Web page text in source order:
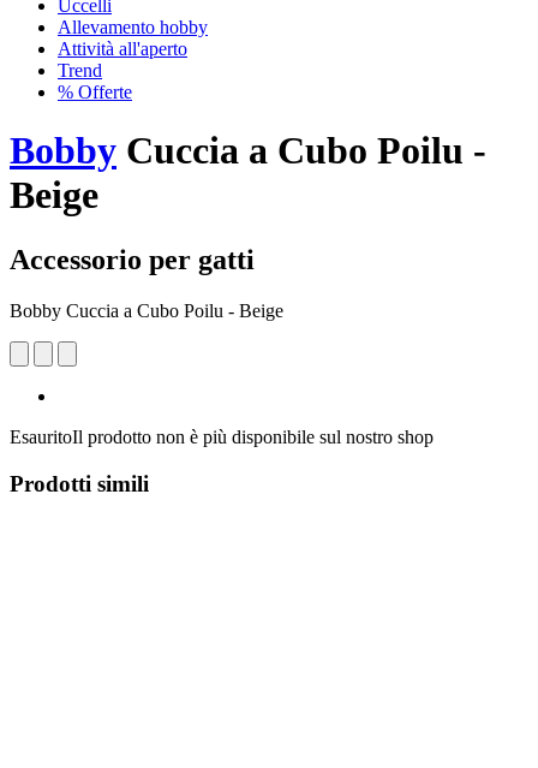
Uccelli
Allevamento hobby
Attività all'aperto
Trend
% Offerte
Bobby Cuccia a Cubo Poilu -
Beige
Accessorio per gatti
Bobby Cuccia a Cubo Poilu - Beige
EsauritoIl prodotto non è più disponibile sul nostro shop
Prodotti simili